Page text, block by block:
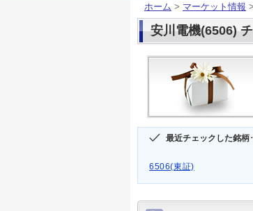
ホーム > マーケット情報 >
安川電機(6506)
最近チェックした銘柄
6506(東証)